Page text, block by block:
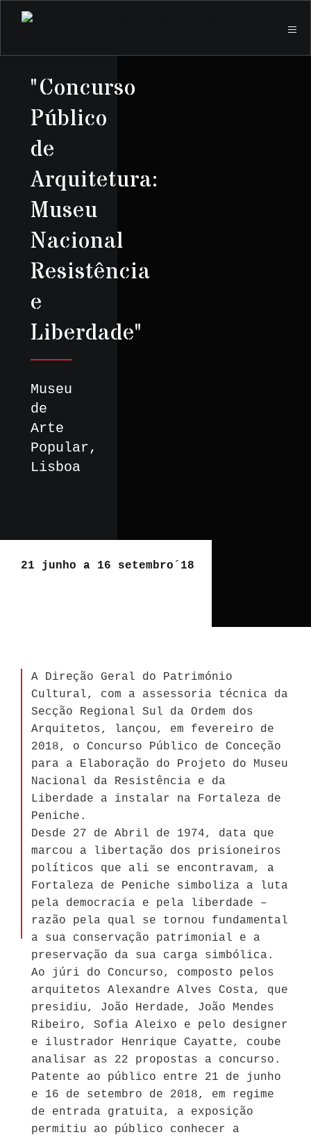
"Concurso
Público
de
Arquitetura:
Museu
Nacional
Resistência
e
Liberdade"
Museu
de
Arte
Popular,
Lisboa
21 junho a 16 setembro´18
A Direção Geral do Património
Cultural, com a assessoria técnica da
Secção Regional Sul da Ordem dos
Arquitetos, lançou, em fevereiro de
2018, o Concurso Público de Conceção
para a Elaboração do Projeto do Museu
Nacional da Resistência e da
Liberdade a instalar na Fortaleza de
Peniche.
Desde 27 de Abril de 1974, data que
marcou a libertação dos prisioneiros
políticos que ali se encontravam, a
Fortaleza de Peniche simboliza a luta
pela democracia e pela liberdade –
razão pela qual se tornou fundamental
a sua conservação patrimonial e a
preservação da sua carga simbólica.
Ao júri do Concurso, composto pelos
arquitetos Alexandre Alves Costa, que
presidiu, João Herdade, João Mendes
Ribeiro, Sofia Aleixo e pelo designer
e ilustrador Henrique Cayatte, coube
analisar as 22 propostas a concurso.
Patente ao público entre 21 de junho
e 16 de setembro de 2018, em regime
de entrada gratuita, a exposição
permitiu ao público conhecer a